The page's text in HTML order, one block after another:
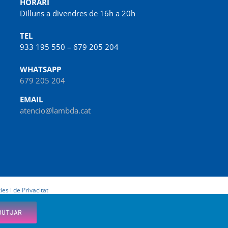
HORARI
Dilluns a divendres de 16h a 20h
TEL
933 195 550 – 679 205 204
WHATSAPP
679 205 204
EMAIL
atencio@lambda.cat
i de Privacitat